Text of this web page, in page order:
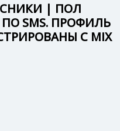
| ПОЛ
SMS. ПРОФИЛЬ
С MIX